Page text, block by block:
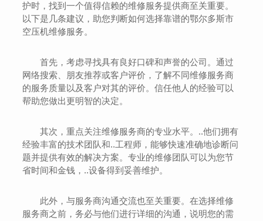
护时，找到一个值得信赖的维修服务提供商至关重要。
以下是几条建议，助您判断如何选择靠谱的鄂尔多斯市
空压机维修服务。
首先，考虑寻找具有良好口碑和声誉的公司。通过
网络搜索、朋友推荐或客户评价，了解不同维修服务商
的服务质量以及客户对其的评价。信任他人的经验可以
帮助您做出更明智的决定。
其次，重点关注维修服务商的专业水平。..他们拥有
经验丰富的技术团队和..工程师，能够快速准确地诊断问
题并提供有效的解决方案。专业的维修团队可以为您节
省时间和金钱，..设备得到妥善维护。
此外，与服务商沟通交流也至关重要。在选择维修
服务商之前，务必与他们进行详细的沟通，说明您的需